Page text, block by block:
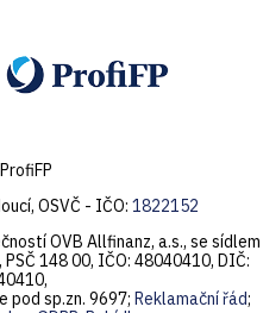
OSVČ - IČO: 1822152
OVB Allfinanz, a.s., se sídlem
148 00, IČO: 48040410, DIČ:
pod sp.zn. 9697; Reklamační řád;